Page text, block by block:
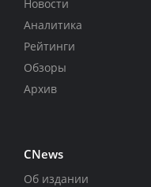
Новости
Аналитика
Рейтинги
Обзоры
Архив
CNews
Об издании